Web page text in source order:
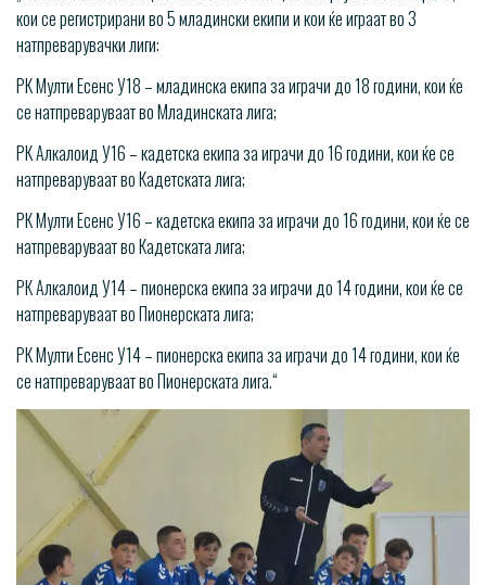
кои се регистрирани во 5 младински екипи и кои ќе играат во 3
натпреварувачки лиги:
РК Мулти Есенс У18 – младинска екипа за играчи до 18 години, кои ќе
се натпреваруваат во Младинската лига;
РК Алкалоид У16 – кадетска екипа за играчи до 16 години, кои ќе се
натпреваруваат во Кадетската лига;
РК Мулти Есенс У16 – кадетска екипа за играчи до 16 години, кои ќе се
натпреваруваат во Кадетската лига;
РК Алкалоид У14 – пионерска екипа за играчи до 14 години, кои ќе се
натпреваруваат во Пионерската лига;
РК Мулти Есенс У14 – пионерска екипа за играчи до 14 години, кои ќе
се натпреваруваат во Пионерската лига.“